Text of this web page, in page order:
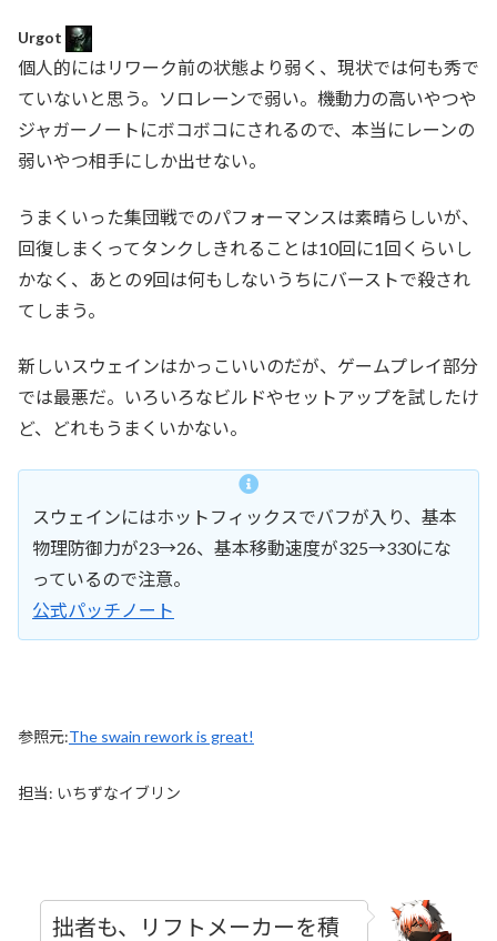
Urgot
個人的にはリワーク前の状態より弱く、現状では何も秀で
ていないと思う。ソロレーンで弱い。機動力の高いやつや
ジャガーノートにボコボコにされるので、本当にレーンの
弱いやつ相手にしか出せない。
うまくいった集団戦でのパフォーマンスは素晴らしいが、
回復しまくってタンクしきれることは10回に1回くらいし
かなく、あとの9回は何もしないうちにバーストで殺され
てしまう。
新しいスウェインはかっこいいのだが、ゲームプレイ部分
では最悪だ。いろいろなビルドやセットアップを試したけ
ど、どれもうまくいかない。
スウェインにはホットフィックスでバフが入り、基本
物理防御力が23→26、基本移動速度が325→330にな
っているので注意。
公式パッチノート
参照元:The swain rework is great!
担当: いちずなイブリン
拙者も、リフトメーカーを積